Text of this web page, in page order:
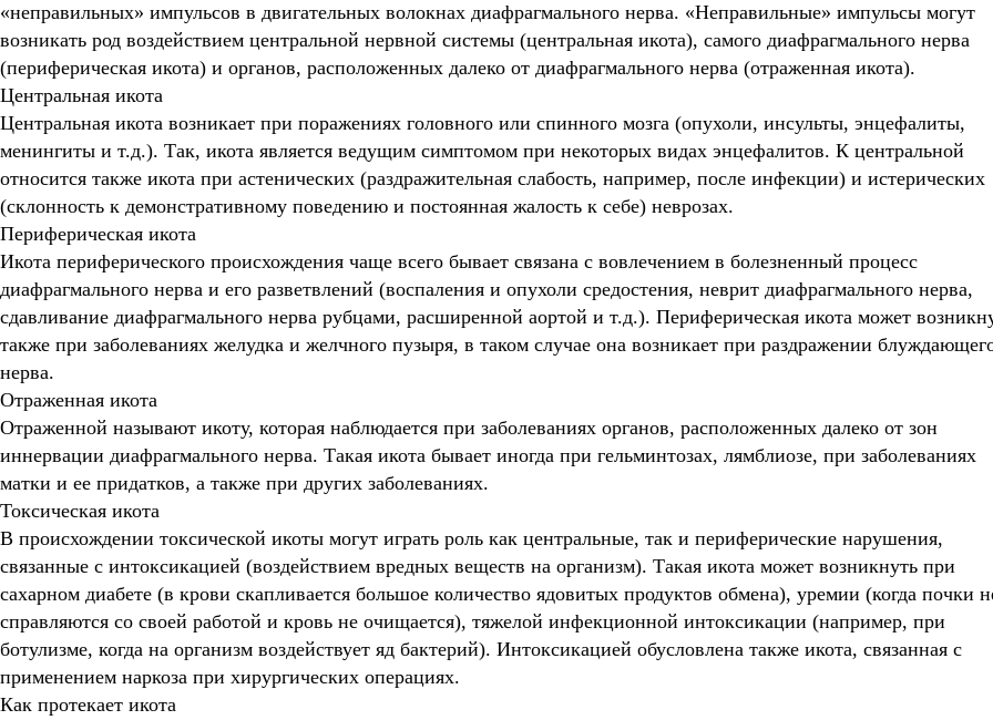
«неправильных» импульсов в двигательных волокнах диафрагмального нерва. «Неправильные» импульсы могут
возникать род воздействием центральной нервной системы (центральная икота), самого диафрагмального нерва
(периферическая икота) и органов, расположенных далеко от диафрагмального нерва (отраженная икота).
Центральная икота
Центральная икота возникает при поражениях головного или спинного мозга (опухоли, инсульты, энцефалиты,
менингиты и т.д.). Так, икота является ведущим симптомом при некоторых видах энцефалитов. К центральной
относится также икота при астенических (раздражительная слабость, например, после инфекции) и истерических
(склонность к демонстративному поведению и постоянная жалость к себе) неврозах.
Периферическая икота
Икота периферического происхождения чаще всего бывает связана с вовлечением в болезненный процесс
диафрагмального нерва и его разветвлений (воспаления и опухоли средостения, неврит диафрагмального нерва,
сдавливание диафрагмального нерва рубцами, расширенной аортой и т.д.). Периферическая икота может
также при заболеваниях желудка и желчного пузыря, в таком случае она возникает при раздражении
нерва.
Отраженная икота
Отраженной называют икоту, которая наблюдается при заболеваниях органов, расположенных далеко от зон
иннервации диафрагмального нерва. Такая икота бывает иногда при гельминтозах, лямблиозе, при заболеваниях
матки и ее придатков, а также при других заболеваниях.
Токсическая икота
В происхождении токсической икоты могут играть роль как центральные, так и периферические нарушения,
связанные с интоксикацией (воздействием вредных веществ на организм). Такая икота может возникнуть при
сахарном диабете (в крови скапливается большое количество ядовитых продуктов обмена), уремии (когда почки
справляются со своей работой и кровь не очищается), тяжелой инфекционной интоксикации (например, при
ботулизме, когда на организм воздействует яд бактерий). Интоксикацией обусловлена также икота, связанная с
применением наркоза при хирургических операциях.
Как протекает икота